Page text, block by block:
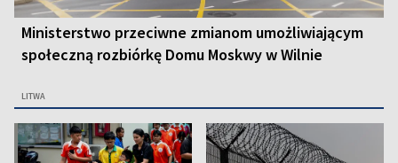
Ministerstwo przeciwne zmianom umożliwiającym
społeczną rozbiórkę Domu Moskwy w Wilnie
LITWA